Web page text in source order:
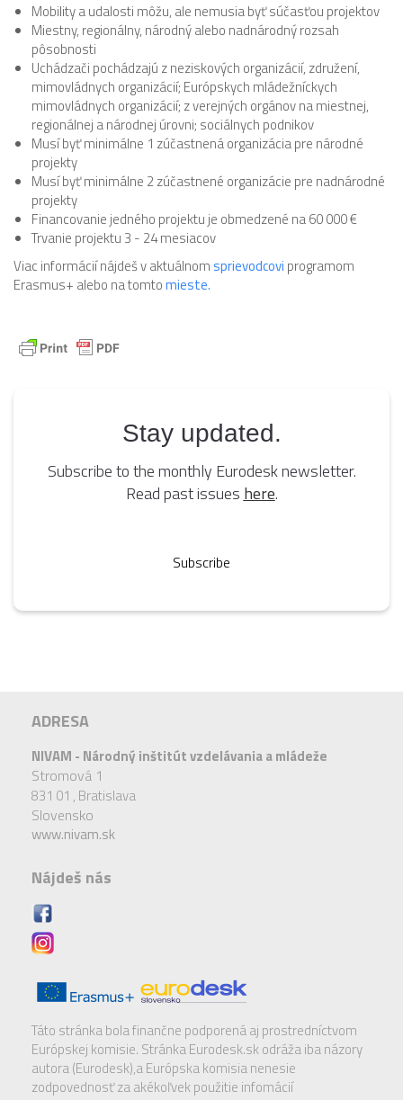
Mobility a udalosti môžu, ale nemusia byť súčasťou projektov
Miestny, regionálny, národný alebo nadnárodný rozsah
pôsobnosti
Uchádzači pochádzajú z neziskových organizácií, združení,
mimovládnych organizácií; Európskych mládežníckych
mimovládnych organizácií; z verejných orgánov na miestnej,
regionálnej a národnej úrovni; sociálnych podnikov
Musí byť minimálne 1 zúčastnená organizácia pre národné
projekty
Musí byť minimálne 2 zúčastnené organizácie pre nadnárodné
projekty
Financovanie jedného projektu je obmedzené na 60 000 €
Trvanie projektu 3 - 24 mesiacov
Viac informácií nájdeš v aktuálnomsprievodcovi programom
Erasmus+ alebo na tomtomieste.
Stay updated.
Subscribe to the monthly Eurodesk newsletter.
Read past issues here.
Subscribe
ADRESA
NIVAM - Národný inštitút vzdelávania a mládeže
Stromová 1
831 01 , Bratislava
Slovensko
www.nivam.sk
Nájdeš nás
Táto stránka bola finančne podporená aj prostredníctvom
Európskej komisie. Stránka Eurodesk.sk odráža iba názory
autora (Eurodesk),a Európska komisia nenesie
zodpovednosť za akékoľvek použitie infomácií